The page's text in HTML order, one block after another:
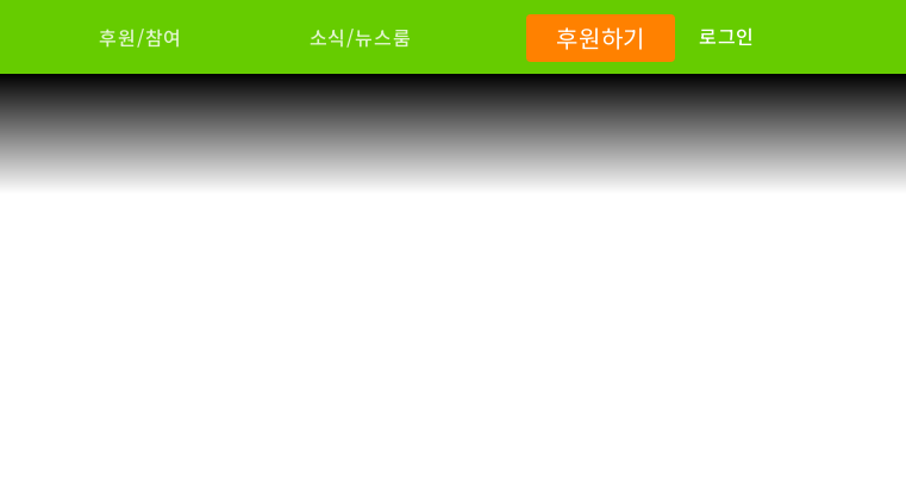
후원/참여 소식/뉴스룸 후원하기 로그인